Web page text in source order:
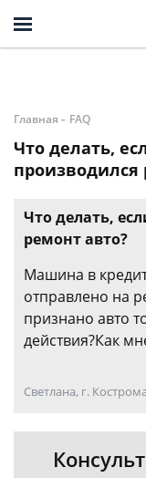
Главная - FAQ
Что делать,
производился
Что делать,
ремонт авто?
Машина в
отправлено на
признано авто
действия?Как
Светлана, г. Кострома